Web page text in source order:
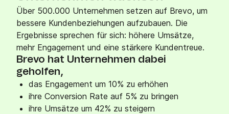
Über 500.000 Unternehmen setzen auf Brevo, um
bessere Kundenbeziehungen aufzubauen. Die
Ergebnisse sprechen für sich: höhere Umsätze,
mehr Engagement und eine stärkere Kundentreue.
Brevo hat Unternehmen dabei
geholfen,
das Engagement um 10% zu erhöhen
ihre Conversion Rate auf 5% zu bringen
ihre Umsätze um 42% zu steigern